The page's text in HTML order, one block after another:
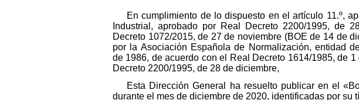
En cumplimiento de lo dispuesto en el artículo 11.º,
Industrial, aprobado por Real Decreto 2200/1995, de
Decreto 1072/2015, de 27 de noviembre (BOE de 14 de
por la Asociación Española de Normalización, entidad
de 1986, de acuerdo con el Real Decreto 1614/1985, de
Decreto 2200/1995, de 28 de diciembre,
Esta Dirección General ha resuelto publicar en el
durante el mes de diciembre de 2020, identificadas por